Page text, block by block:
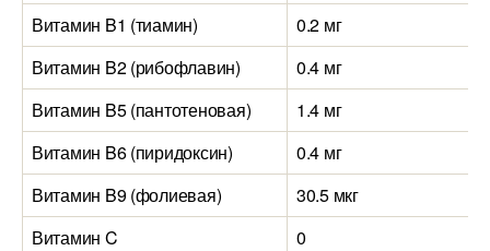
Витамин B1 (тиамин)
0.2 мг
Витамин B2 (рибофлавин)
0.4 мг
Витамин B5 (пантотеновая)
1.4 мг
Витамин B6 (пиридоксин)
0.4 мг
Витамин B9 (фолиевая)
30.5 мкг
Витамин C
0